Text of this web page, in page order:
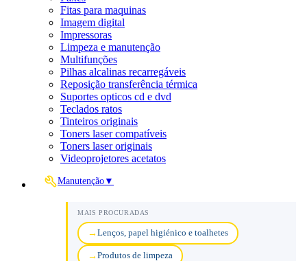
Fitas para maquinas
Imagem digital
Impressoras
Limpeza e manutenção
Multifunções
Pilhas alcalinas recarregáveis
Reposição transferência térmica
Suportes opticos cd e dvd
Teclados ratos
Tinteiros originais
Toners laser compatíveis
Toners laser originais
Videoprojetores acetatos
Manutenção ▼
MAIS PROCURADAS
Lenços, papel higiénico e toalhetes
Produtos de limpeza